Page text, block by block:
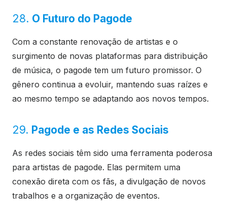
28. O Futuro do Pagode
Com a constante renovação de artistas e o
surgimento de novas plataformas para distribuição
de música, o pagode tem um futuro promissor. O
gênero continua a evoluir, mantendo suas raízes e
ao mesmo tempo se adaptando aos novos tempos.
29. Pagode e as Redes Sociais
As redes sociais têm sido uma ferramenta poderosa
para artistas de pagode. Elas permitem uma
conexão direta com os fãs, a divulgação de novos
trabalhos e a organização de eventos.